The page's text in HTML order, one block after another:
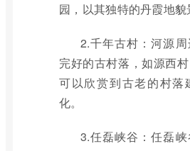
园，以其独特的丹霞地貌
2.千年古村：河源
完好的古村落，如源西
可以欣赏到古老的村落
化。
3.任磊峡谷：任磊